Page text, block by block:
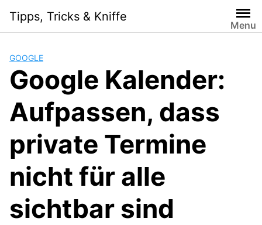
content
Tipps, Tricks & Kniffe
Menu
GOOGLE
Google Kalender:
Aufpassen, dass
private Termine
nicht für alle
sichtbar sind